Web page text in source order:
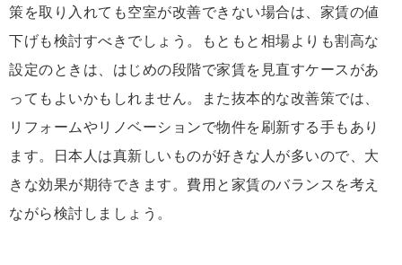
策を取り入れても空室が改善できない場合は、家賃の値
下げも検討すべきでしょう。もともと相場よりも割高な
設定のときは、はじめの段階で家賃を見直すケースがあ
ってもよいかもしれません。また抜本的な改善策では、
リフォームやリノベーションで物件を刷新する手もあり
ます。日本人は真新しいものが好きな人が多いので、大
きな効果が期待できます。費用と家賃のバランスを考え
ながら検討しましょう。